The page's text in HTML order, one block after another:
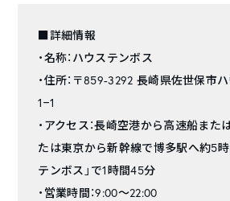
■詳細情報
・名称：ハウステンボス
・住所：〒859-3292 長崎県佐世保市
1−1
・アクセス：長崎空港から高速船また
たは東京から新幹線で博多駅へ約5
テンボス」で1時間45分
・営業時間：9:00〜22:00